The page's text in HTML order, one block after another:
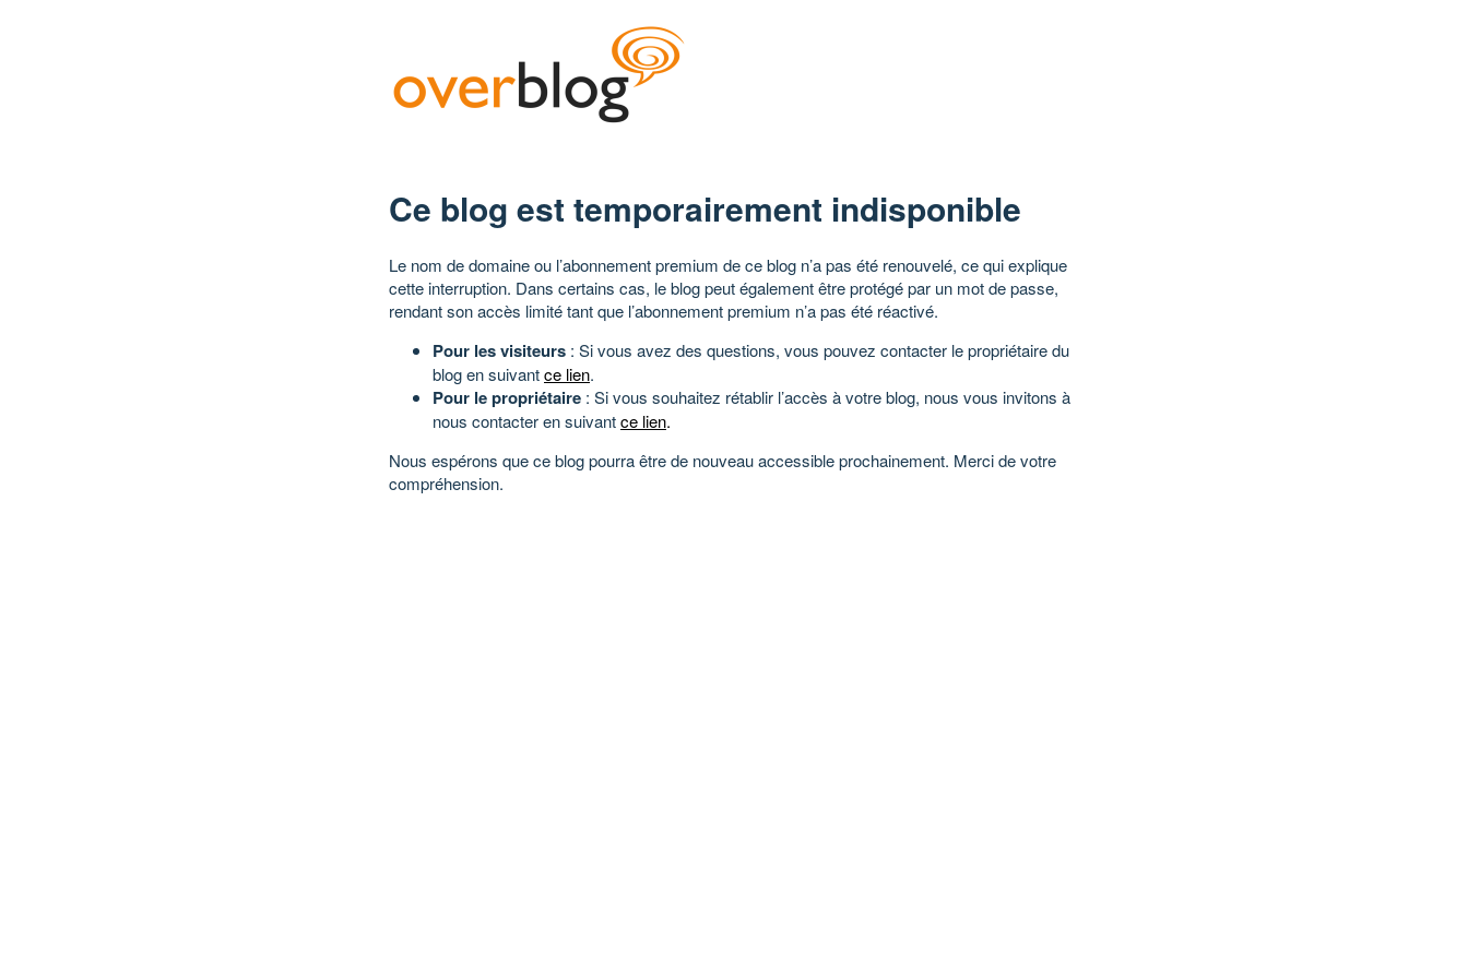
Ce blog est temporairement indisponible
Le nom de domaine ou l’abonnement premium de ce blog n’a pas été renouvelé, ce qui explique
cette interruption. Dans certains cas, le blog peut également être protégé par un mot de passe,
rendant son accès limité tant que l’abonnement premium n’a pas été réactivé.
Pour les visiteurs : Si vous avez des questions, vous pouvez contacter le propriétaire du
blog en suivantce lien.
Pour le propriétaire : Si vous souhaitez rétablir l’accès à votre blog, nous vous invitons à
nous contacter en suivantce lien.
Nous espérons que ce blog pourra être de nouveau accessible prochainement. Merci de votre
compréhension.